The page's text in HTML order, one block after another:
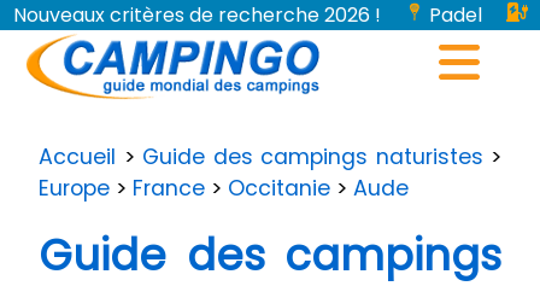
Nouveaux critères de recherche 2026 !
Padel
Bornes de recharge pour véhicules électriques...
Accueil > Guide des campings naturistes >
Europe > France > Occitanie > Aude
Guide des campings